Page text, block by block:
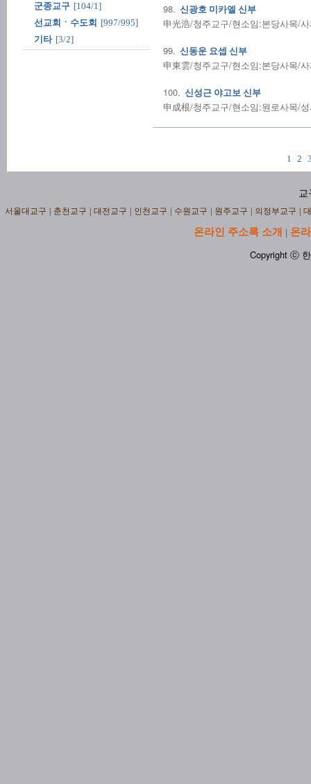
군종교구 [104/1]
선교회ㆍ수도회 [997/995]
기타 [3/2]
98. 신광호 미카엘 신부
申光浩/청주교구/현소임:본당사목/
99. 신동운 요셉 신부
申東雲/청주교구/현소임:본당사목/
100. 신성근 야고보 신부
申成根/청주교구/현소임:원로사목/
1 2
교
서울대교구 춘천교구 대전교구 인천교구 수원교구 원주교구 의정부교구
온라인 주소록 소개 | 온
Copyright ⓒ